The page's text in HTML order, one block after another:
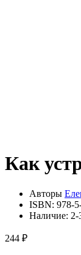
Как
Авторы
ISBN: 978-
Наличие: 2-
244 ₽